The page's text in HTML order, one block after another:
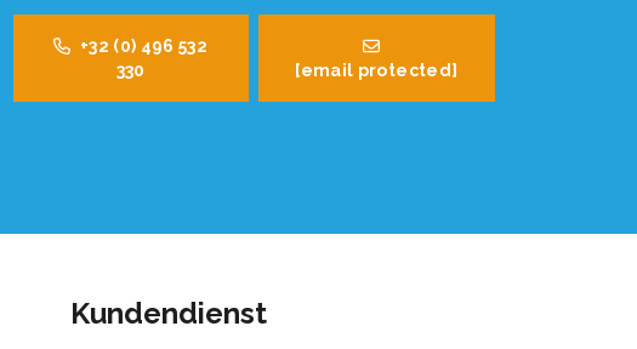
+32 (0) 496 532
330
[email protected]
Kundendienst